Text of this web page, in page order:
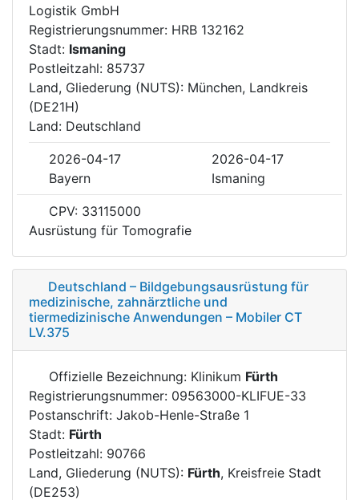
Logistik GmbH
Registrierungsnummer: HRB 132162
Stadt: Ismaning
Postleitzahl: 85737
Land, Gliederung (NUTS): München, Landkreis
(DE21H)
Land: Deutschland
2026-04-17
2026-04-17
Bayern
Ismaning
CPV: 33115000
Ausrüstung für Tomografie
Deutschland – Bildgebungsausrüstung für
medizinische, zahnärztliche und
tiermedizinische Anwendungen – Mobiler CT
LV.375
Offizielle Bezeichnung: Klinikum Fürth
Registrierungsnummer: 09563000-KLIFUE-33
Postanschrift: Jakob-Henle-Straße 1
Stadt: Fürth
Postleitzahl: 90766
Land, Gliederung (NUTS): Fürth, Kreisfreie Stadt
(DE253)